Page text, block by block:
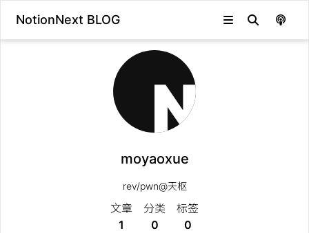
NotionNext BLOG
moyaoxue
rev/pwn@天枢
文章
1
分类
0
标签
0